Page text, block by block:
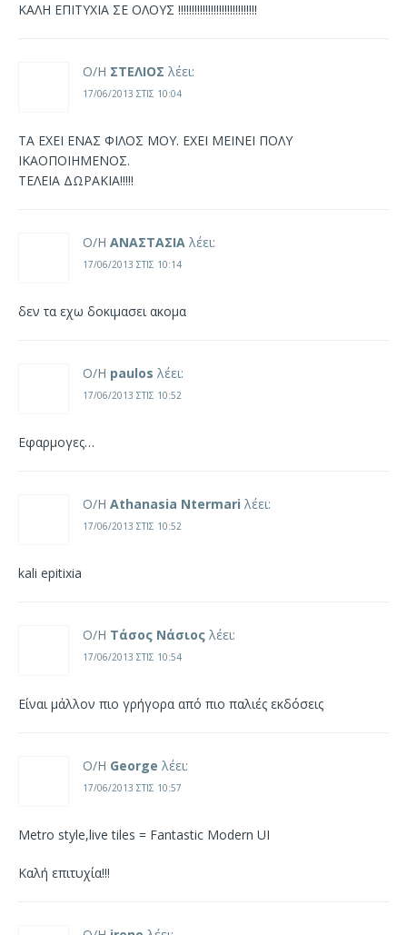
ΚΑΛΗ ΕΠΙΤΥΧΙΑ ΣΕ ΟΛΟΥΣ !!!!!!!!!!!!!!!!!!!!!!!!!!!!!
Ο/Η ΣΤΕΛΙΟΣ λέει:
17/06/2013 ΣΤΙΣ 10:04
ΤΑ ΕΧΕΙ ΕΝΑΣ ΦΙΛΟΣ ΜΟΥ. ΕΧΕΙ ΜΕΙΝΕΙ ΠΟΛΥ
ΙΚΑΟΠΟΙΗΜΕΝΟΣ.
ΤΕΛΕΙΑ ΔΩΡΑΚΙΑ!!!!!
Ο/Η ΑΝΑΣΤΑΣΙΑ λέει:
17/06/2013 ΣΤΙΣ 10:14
δεν τα εχω δοκιμασει ακομα
Ο/Η paulos λέει:
17/06/2013 ΣΤΙΣ 10:52
Εφαρμογες…
Ο/Η Athanasia Ntermari λέει:
17/06/2013 ΣΤΙΣ 10:52
kali epitixia
Ο/Η Τάσος Νάσιος λέει:
17/06/2013 ΣΤΙΣ 10:54
Είναι μάλλον πιο γρήγορα από πιο παλιές εκδόσεις
Ο/Η George λέει:
17/06/2013 ΣΤΙΣ 10:57
Metro style,live tiles = Fantastic Modern UI
Καλή επιτυχία!!!